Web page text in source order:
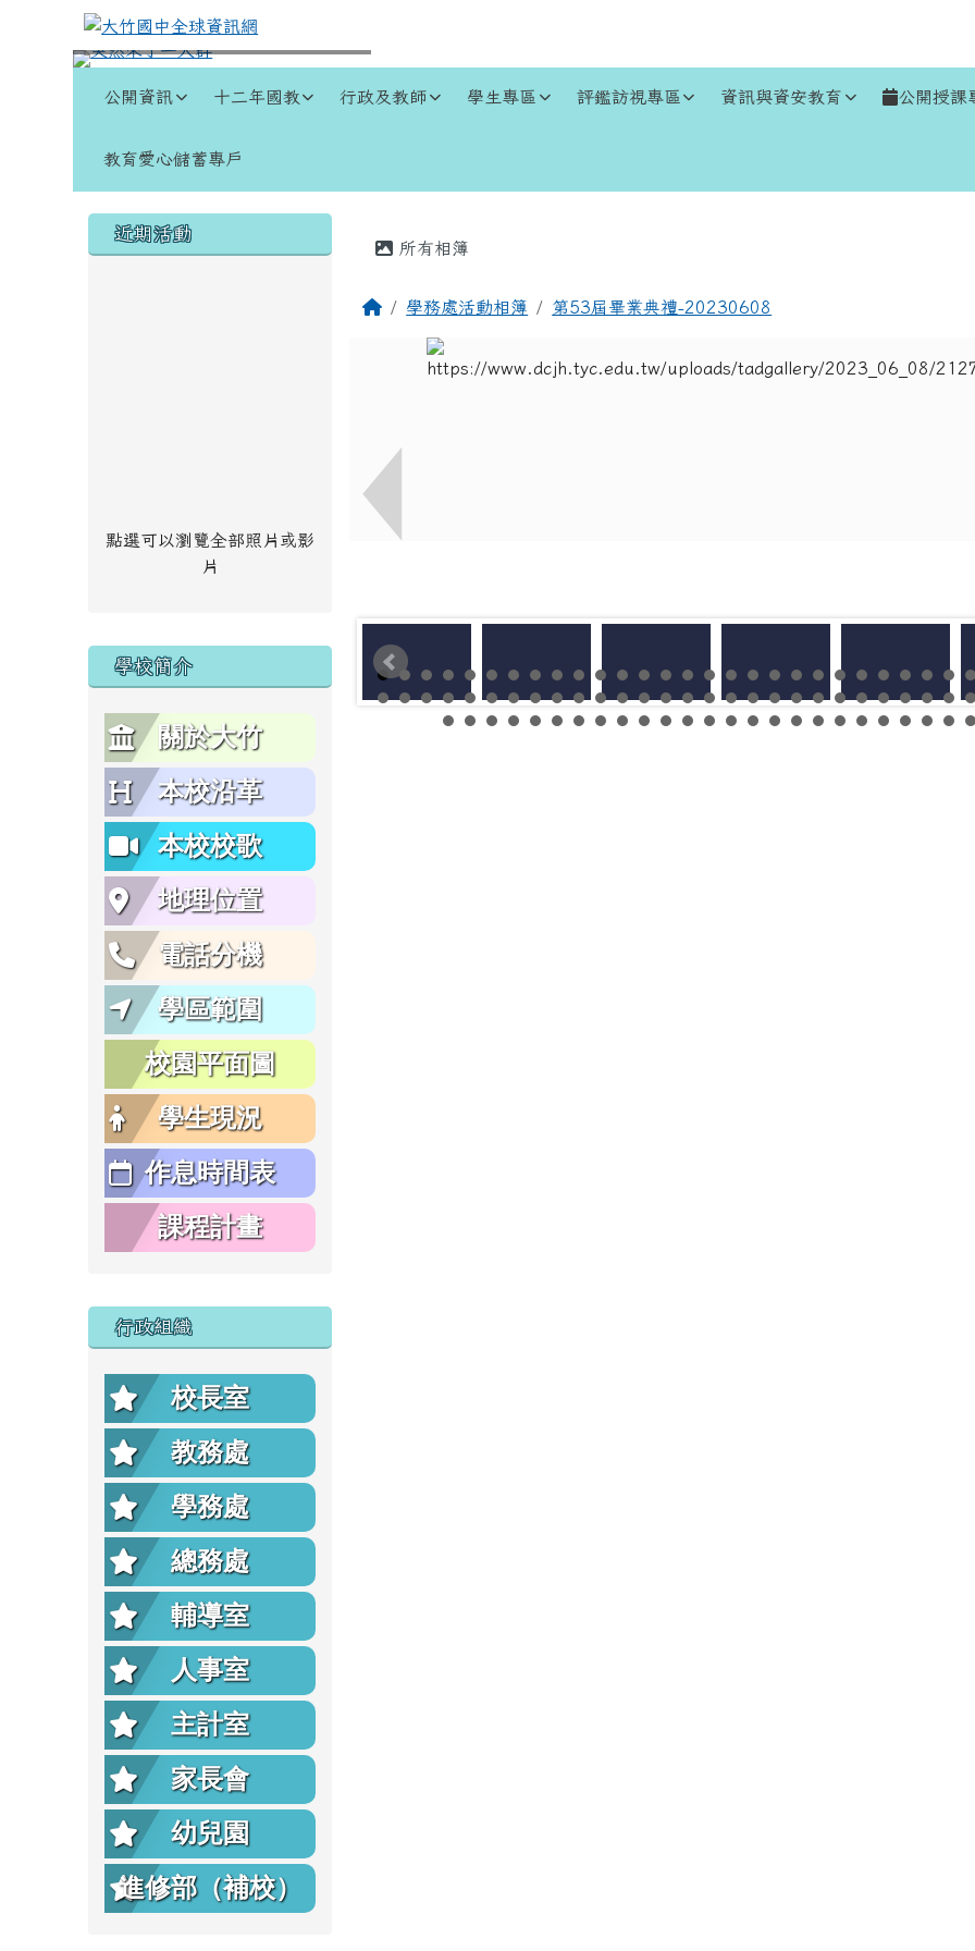
跳至主內容區
大竹國中全球資訊網
公開資訊 十二年國教 行政及教師 學生專區 評鑑訪視專區 資訊與資安教育 公開授課
教育愛心儲蓄專戶
左邊區域內容
近期活動
點選可以瀏覽全部照片或影
片
學校簡介
關於大竹
本校沿革
本校校歌
地理位置
電話分機
學區範圍
校園平面圖
學生現況
作息時間表
課程計畫
行政組織
校長室
教務處
學務處
總務處
輔導室
人事室
主計室
家長會
幼兒園
進修部（補校）
主內容區域
所有相簿
回首頁學務處活動相簿 第53屆畢業典禮-20230608
頁尾區域